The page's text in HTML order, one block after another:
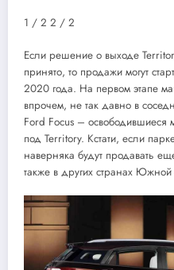
1 / 2 2 / 2
Если решение о выходе
принято, то продажи могут
2020 года. На первом этапе
впрочем, не так давно в
Ford Focus – освободившиеся
под Territory. Кстати, если
наверняка будут продавать
также в других странах